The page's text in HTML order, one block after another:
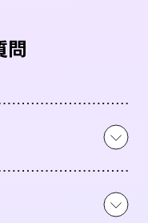
問